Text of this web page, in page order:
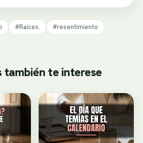
#Raíces. #resentimiento
también te interese